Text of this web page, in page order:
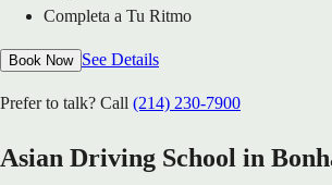
Completa a Tu Ritmo
Book Now See Details
Prefer to talk? Call (214) 230-7900
Asian Driving School in